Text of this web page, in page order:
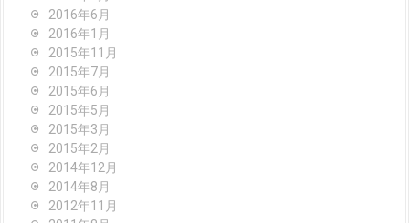
2016年6月
2016年1月
2015年11月
2015年7月
2015年6月
2015年5月
2015年3月
2015年2月
2014年12月
2014年8月
2012年11月